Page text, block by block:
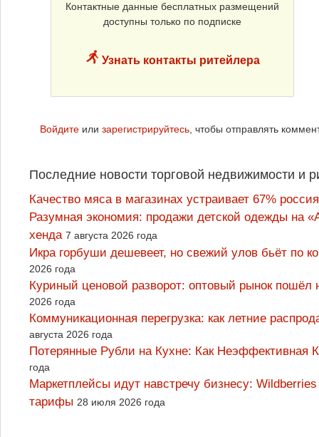
Контактные данные бесплатных размещений
доступны только по подписке
Узнать контакты ритейлера
Войдите или зарегистрируйтесь, чтобы отправлять
Последние новости торговой недвижимости и
Качество мяса в магазинах устраивает 67%
Разумная экономия: продажи детской одежды на
хенда 7 августа 2026 года
Икра горбуши дешевеет, но свежий улов бьёт по
2026 года
Куриный ценовой разворот: оптовый рынок
2026 года
Коммуникационная перегрузка: как летние
августа 2026 года
Потерянные Рубли на Кухне: Как
года
Маркетплейсы идут навстречу бизнесу:
тарифы 28 июля 2026 года